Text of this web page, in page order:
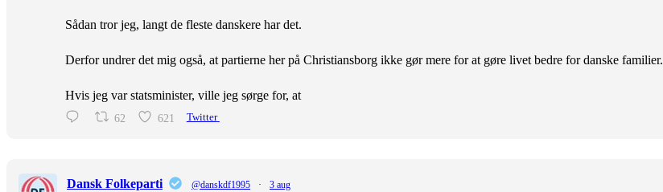
Sådan tror jeg, langt de fleste danskere har det.
Derfor undrer det mig også, at partierne her på Christiansborg ikke gør mere for at gøre livet bedre for danske familier.
Hvis jeg var statsminister, ville jeg sørge for, at
62 621 Twitter
Dansk Folkeparti @danskdf1995 · 3 aug